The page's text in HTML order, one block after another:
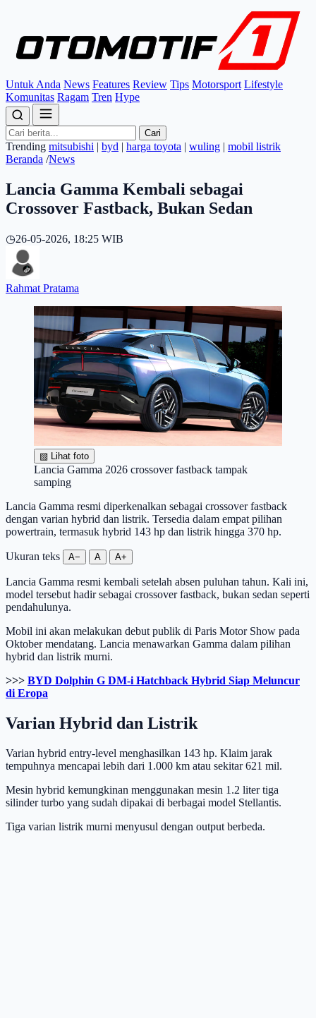
Untuk Anda News Features Review Tips Motorsport Lifestyle
Komunitas Ragam Tren Hype
Cari
Trending mitsubishi | byd | harga toyota | wuling | mobil listrik
Beranda /News
Lancia Gamma Kembali sebagai
Crossover Fastback, Bukan Sedan
◷26-05-2026, 18:25 WIB
Rahmat Pratama
▧ Lihat foto
Lancia Gamma 2026 crossover fastback tampak
samping
Lancia Gamma resmi diperkenalkan sebagai crossover fastback
dengan varian hybrid dan listrik. Tersedia dalam empat pilihan
powertrain, termasuk hybrid 143 hp dan listrik hingga 370 hp.
Ukuran teks A− A A+
Lancia Gamma resmi kembali setelah absen puluhan tahun. Kali ini,
model tersebut hadir sebagai crossover fastback, bukan sedan seperti
pendahulunya.
Mobil ini akan melakukan debut publik di Paris Motor Show pada
Oktober mendatang. Lancia menawarkan Gamma dalam pilihan
hybrid dan listrik murni.
>>> BYD Dolphin G DM-i Hatchback Hybrid Siap Meluncur
di Eropa
Varian Hybrid dan Listrik
Varian hybrid entry-level menghasilkan 143 hp. Klaim jarak
tempuhnya mencapai lebih dari 1.000 km atau sekitar 621 mil.
Mesin hybrid kemungkinan menggunakan mesin 1.2 liter tiga
silinder turbo yang sudah dipakai di berbagai model Stellantis.
Tiga varian listrik murni menyusul dengan output berbeda.